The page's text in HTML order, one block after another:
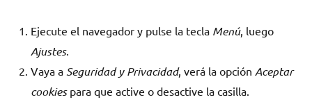
Ejecute el navegador y pulse la tecla Menú, luego
Ajustes.
Vaya a Seguridad y Privacidad, verá la opción Aceptar
cookiespara que active o desactive la casilla.